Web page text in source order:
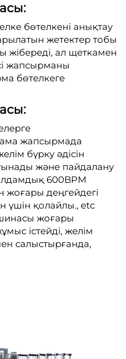
бөтелкені анықтау
жетектер тобы
жібереді, ал щеткамен
жапсырманы
бөтелкеге
жапсырмада
бүрку әдісін
және пайдалану
600BPM
жоғары деңгейдегі
үшін қолайлы., etc
жоғары
істейді, желім
салыстырғанда,